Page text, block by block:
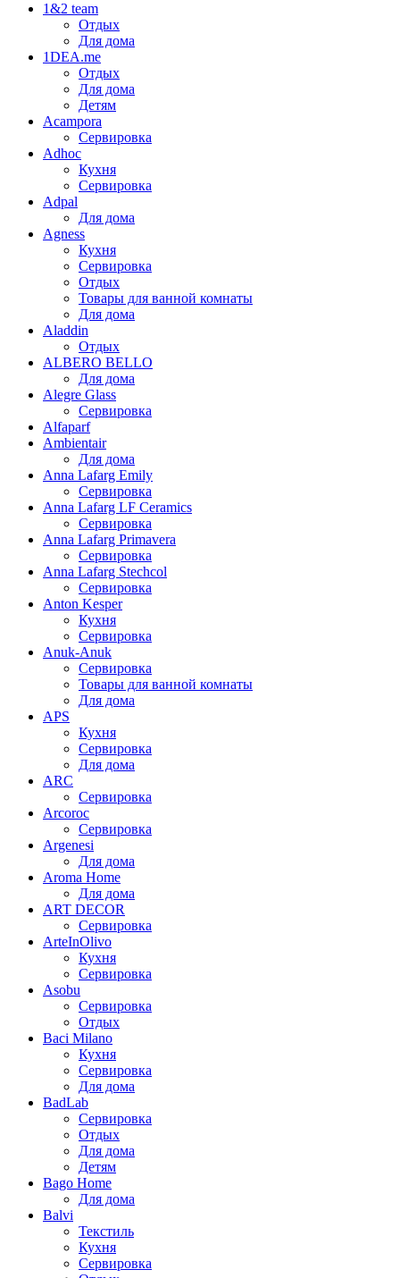
1&2 team
Отдых
Для дома
1DEA.me
Отдых
Для дома
Детям
Acampora
Сервировка
Adhoc
Кухня
Сервировка
Adpal
Для дома
Agness
Кухня
Сервировка
Отдых
Товары для ванной комнаты
Для дома
Aladdin
Отдых
ALBERO BELLO
Для дома
Alegre Glass
Сервировка
Alfaparf
Ambientair
Для дома
Anna Lafarg Emily
Сервировка
Anna Lafarg LF Ceramics
Сервировка
Anna Lafarg Primavera
Сервировка
Anna Lafarg Stechcol
Сервировка
Anton Kesper
Кухня
Сервировка
Anuk-Anuk
Сервировка
Товары для ванной комнаты
Для дома
APS
Кухня
Сервировка
Для дома
ARC
Сервировка
Arcoroc
Сервировка
Argenesi
Для дома
Aroma Home
Для дома
ART DECOR
Сервировка
ArteInOlivo
Кухня
Сервировка
Asobu
Сервировка
Отдых
Baci Milano
Кухня
Сервировка
Для дома
BadLab
Сервировка
Отдых
Для дома
Детям
Bago Home
Для дома
Balvi
Текстиль
Кухня
Сервировка